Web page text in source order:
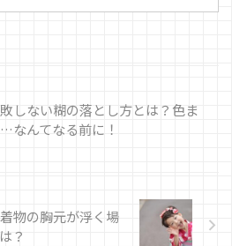
しない糊の落とし方とは？色ま
なんてなる前に！
物の胸元が浮く場
？